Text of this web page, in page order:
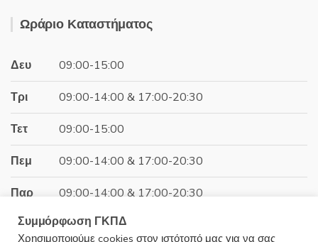
15.04€.είναι:
Ωράριο Καταστήματος
Δευ 09:00-15:00
Τρι 09:00-14:00 & 17:00-20:30
Τετ 09:00-15:00
Πεμ 09:00-14:00 & 17:00-20:30
Παρ 09:00-14:00 & 17:00-20:30
Σαβ 09:00-15:00
Συμμόρφωση ΓΚΠΔ
Χρησιμοποιούμε cookies στον ιστότοπό μας για να σας